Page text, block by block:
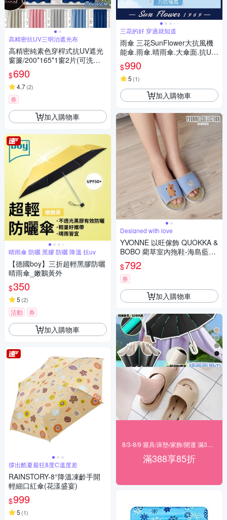
高精密抗UV三明治遮光布
高精密純素色穿桿式抗UV遮光
窗簾/200*165*1窗2片(可洗衣
機洗/窗簾/拉簾/風水簾/門簾)
$690
4.7(2)
券
加入購物車
晴雨傘 防曬 黑膠 防曬 降溫 抗uv
【德國boy】三折超輕黑膠防曬
晴雨傘_嫩鵝黃外
$350
5 (2)
活動 券
加入購物車
撐出酷夏最狂8度C溫度差
RAINSTORY-8°降溫凍齡手開
輕細口紅傘(花漾盛宴)
$999
5 (1)
三花的好 穿過就知道
雨傘 三花SunFlower大抗風機
能傘.雨傘.晴雨傘.大傘面.抗UV
防曬_沉穩黑
$990
5 (1)
加入購物車
Designed with love
YVONNE 以旺傢飾 QUOKKA &
BOBO 藺草室內拖鞋-海島藍
（M/L/XL）（DINOTAENG）
$792
券
加入購物車
滿388享85折